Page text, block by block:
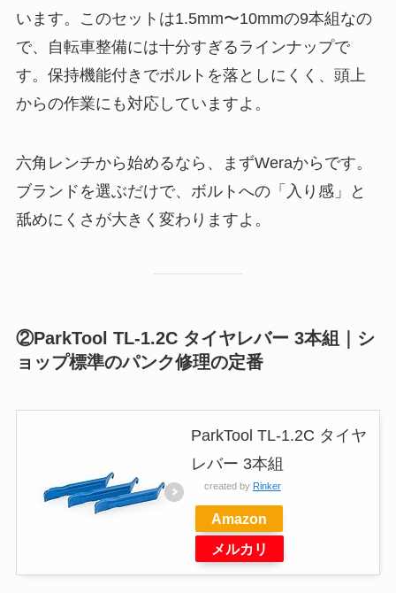
います。このセットは1.5mm〜10mmの9本組なの
で、自転車整備には十分すぎるラインナップで
す。保持機能付きでボルトを落としにくく、頭上
からの作業にも対応していますよ。
六角レンチから始めるなら、まずWeraからです。
ブランドを選ぶだけで、ボルトへの「入り感」と
舐めにくさが大きく変わりますよ。
②ParkTool TL-1.2C タイヤレバー 3本組｜シ
ョップ標準のパンク修理の定番
ParkTool TL-1.2C タイヤ
レバー 3本組
created by Rinker
Amazon
メルカリ